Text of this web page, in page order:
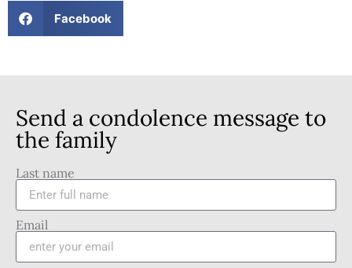
Facebook
Send a condolence message to
the family
Last name
Email